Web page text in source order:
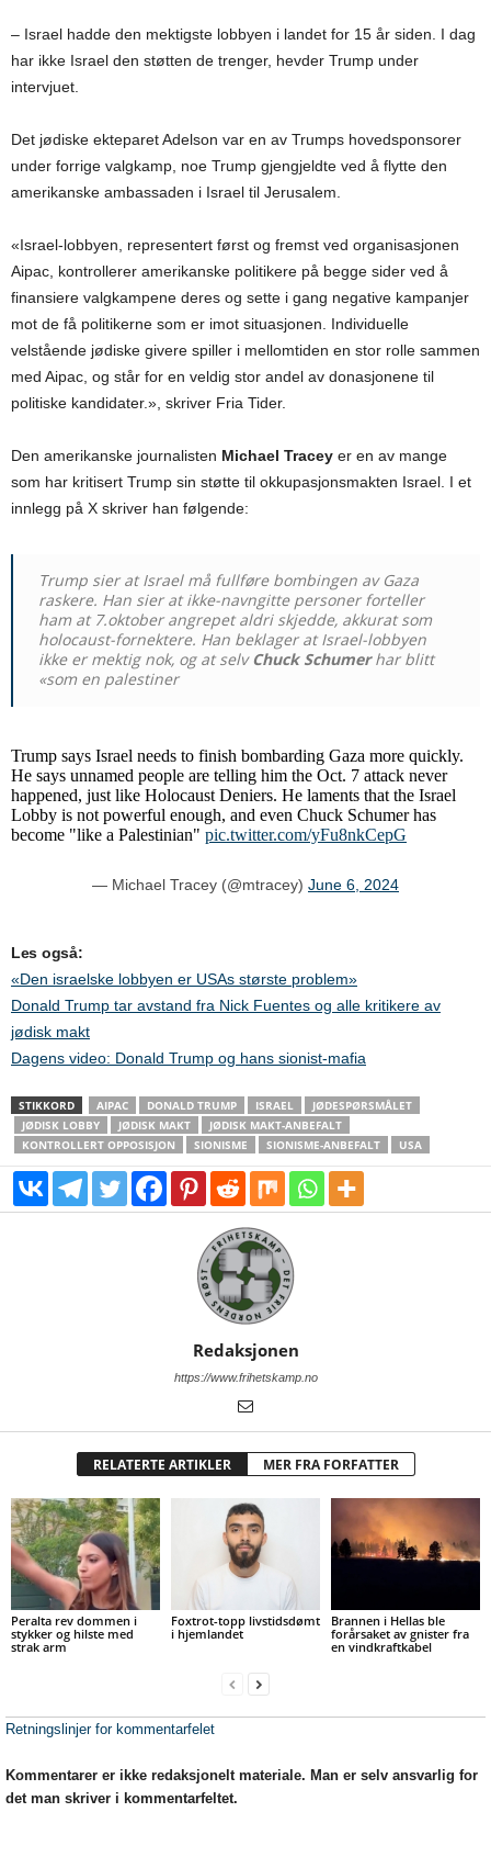
– Israel hadde den mektigste lobbyen i landet for 15 år siden. I dag
har ikke Israel den støtten de trenger, hevder Trump under
intervjuet.
Det jødiske ekteparet Adelson var en av Trumps hovedsponsorer
under forrige valgkamp, noe Trump gjengjeldte ved å flytte den
amerikanske ambassaden i Israel til Jerusalem.
«Israel-lobbyen, representert først og fremst ved organisasjonen
Aipac, kontrollerer amerikanske politikere på begge sider ved å
finansiere valgkampene deres og sette i gang negative kampanjer
mot de få politikerne som er imot situasjonen. Individuelle
velstående jødiske givere spiller i mellomtiden en stor rolle sammen
med Aipac, og står for en veldig stor andel av donasjonene til
politiske kandidater.», skriver Fria Tider.
Den amerikanske journalisten Michael Tracey er en av mange
som har kritisert Trump sin støtte til okkupasjonsmakten Israel. I et
innlegg på X skriver han følgende:
Trump sier at Israel må fullføre bombingen av Gaza
raskere. Han sier at ikke-navngitte personer forteller
ham at 7.oktober angrepet aldri skjedde, akkurat som
holocaust-fornektere. Han beklager at Israel-lobbyen
ikke er mektig nok, og at selvChuck Schumerhar blitt
«som en palestiner
Trump says Israel needs to finish bombarding Gaza more quickly.
He says unnamed people are telling him the Oct. 7 attack never
happened, just like Holocaust Deniers. He laments that the Israel
Lobby is not powerful enough, and even Chuck Schumer has
become "like a Palestinian" pic.twitter.com/yFu8nkCepG
— Michael Tracey (@mtracey) June 6, 2024
Les også:
«Den israelske lobbyen er USAs største problem»
Donald Trump tar avstand fra Nick Fuentes og alle kritikere av
jødisk makt
Dagens video: Donald Trump og hans sionist-mafia
STIKKORD AIPAC DONALD TRUMP ISRAEL
JØDESPØRSMÅLET
JØDISK LOBBY
JØDISK MAKT
JØDISK MAKT-ANBEFALT
KONTROLLERT OPPOSISJON
SIONISME SIONISME-ANBEFALT USA
Redaksjonen
https://www.frihetskamp.no
RELATERTE ARTIKLER MER FRA FORFATTER
Peralta rev dommen i
stykker og hilste med
strak arm
Foxtrot-topp livstidsdømt
i hjemlandet
Brannen i Hellas ble
forårsaket av gnister fra
en vindkraftkabel
Retningslinjer for kommentarfelet
Kommentarer er ikke redaksjonelt materiale. Man er selv ansvarlig for
det man skriver i kommentarfeltet.